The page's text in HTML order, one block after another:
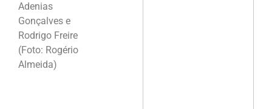
Adenias
Gonçalves e
Rodrigo Freire
(Foto: Rogério
Almeida)